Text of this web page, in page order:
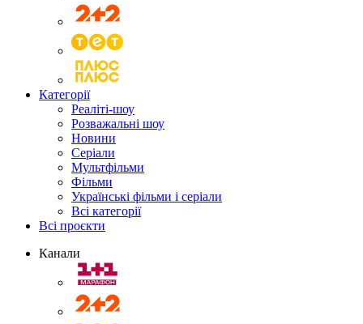
Категорії
Реаліті-шоу
Розважальні шоу
Новини
Серіали
Мультфільми
Фільми
Українські фільми і серіали
Всі категорії
Всі проєкти
Канали